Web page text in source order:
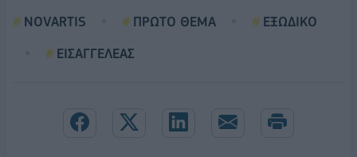
NOVARTIS ΠΡΩΤΟ ΘΕΜΑ
ΕΞΩΔΙΚΟ
ΕΙΣΑΓΓΕΛΕΑΣ